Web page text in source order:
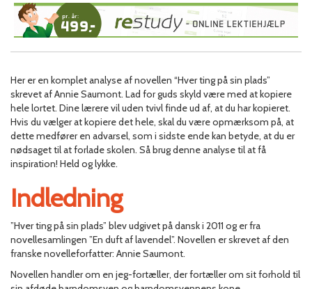
Her er en komplet analyse af novellen “Hver ting på sin plads”
skrevet af Annie Saumont. Lad for guds skyld være med at kopiere
hele lortet. Dine lærere vil uden tvivl finde ud af, at du har kopieret.
Hvis du vælger at kopiere det hele, skal du være opmærksom på, at
dette medfører en advarsel, som i sidste ende kan betyde, at du er
nødsaget til at forlade skolen. Så brug denne analyse til at få
inspiration! Held og lykke.
Indledning
”Hver ting på sin plads” blev udgivet på dansk i 2011 og er fra
novellesamlingen ”En duft af lavendel”. Novellen er skrevet af den
franske novelleforfatter: Annie Saumont.
Novellen handler om en jeg-fortæller, der fortæller om sit forhold til